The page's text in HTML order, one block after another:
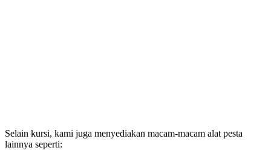
Selain kursi, kami juga menyediakan macam-macam alat pesta
lainnya seperti: